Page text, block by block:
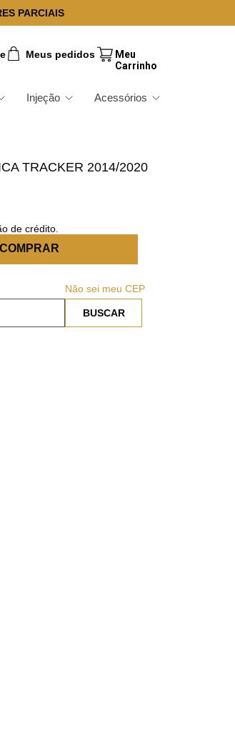
PARCIAIS
Meus pedidos
Injeção Acessórios
TRACKER 2014/2020
de crédito.
COMPRAR
Não sei meu CEP